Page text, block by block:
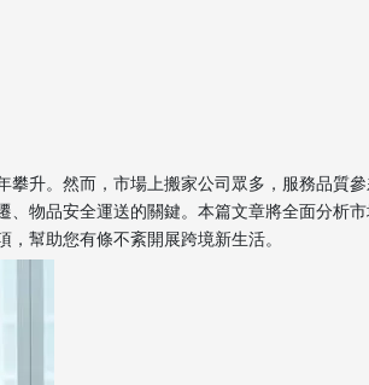
攀升。然而，市場上搬家公司眾多，服務品質
物品安全運送的關鍵。本篇文章將全面分析
幫助您有條不紊開展跨境新生活。